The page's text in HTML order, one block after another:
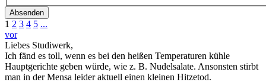
Absenden
1 2 3 4 5 ...
vor
Liebes Studiwerk,
Ich fänd es toll, wenn es bei den heißen Temperaturen kühle
Hauptgerichte geben würde, wie z. B. Nudelsalate. Ansonsten stirbt
man in der Mensa leider aktuell einen kleinen Hitzetod.